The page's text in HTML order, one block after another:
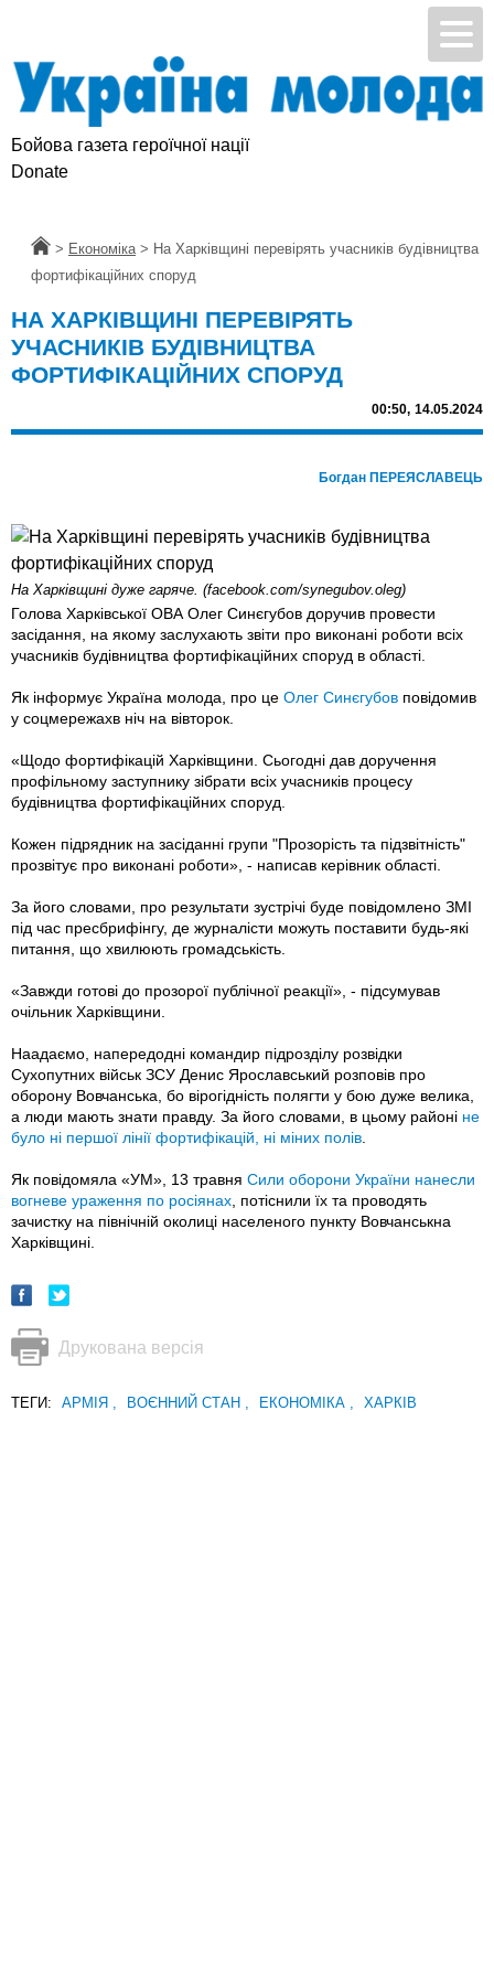
Бойова газета героїчної нації
Donate
Головна
> Економіка > На Харківщині перевірять учасників будівництва
фортифікаційних споруд
НА ХАРКІВЩИНІ ПЕРЕВІРЯТЬ
УЧАСНИКІВ БУДІВНИЦТВА
ФОРТИФІКАЦІЙНИХ СПОРУД
00:50, 14.05.2024
Богдан ПЕРЕЯСЛАВЕЦЬ
На Харківщині дуже гаряче. (facebook.com/synegubov.oleg)
Голова Харківської ОВА Олег Синєгубов доручив провести
засідання, на якому заслухають звіти про виконані роботи всіх
учасників будівництва фортифікаційних споруд в області.
Як інформує Україна молода, про це Олег Синєгубов повідомив
у соцмережахв ніч на вівторок.
«Щодо фортифікацій Харківщини. Сьогодні дав доручення
профільному заступнику зібрати всіх учасників процесу
будівництва фортифікаційних споруд.
Кожен підрядник на засіданні групи "Прозорість та підзвітність"
прозвітує про виконані роботи», - написав керівник області.
За його словами, про результати зустрічі буде повідомлено ЗМІ
під час пресбрифінгу, де журналісти можуть поставити будь-які
питання, що хвилюють громадськість.
«Завжди готові до прозорої публічної реакції», - підсумував
очільник Харківщини.
Наадаємо, напередодні командир підрозділу розвідки
Сухопутних військ ЗСУ Денис Ярославський розповів про
оборону Вовчанська, бо вірогідність полягти у бою дуже велика,
а люди мають знати правду. За його словами, в цьому районі не
було ні першої лінії фортифікацій, ні міних полів.
Як повідомяла «УМ», 13 травня Сили оборони України нанесли
вогневе ураження по росіянах, потіснили їх та проводять
зачистку на північній околиці населеного пункту Вовчанськна
Харківщині.
Друкована версія
ТЕГИ: АРМІЯ , ВОЄННИЙ СТАН , ЕКОНОМІКА , ХАРКІВ